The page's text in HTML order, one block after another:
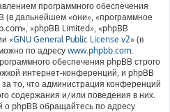
программного обеспечения
(в дальнейшем «они», «программное
«phpBB Limited», «phpBB
«GNU General Public License v2» (в
по адресу www.phpbb.com.
обеспечения phpBB строго
интернет-конференций, и phpBB
то, что администрация конференций
содержания и/или поведения в них.
phpBB обращайтесь по адресу